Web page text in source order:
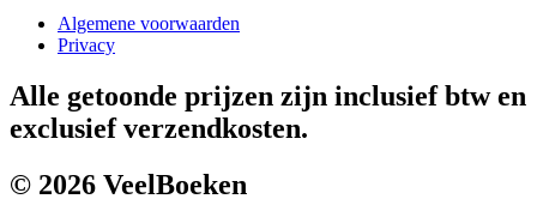
Algemene voorwaarden
Privacy
Alle getoonde prijzen zijn inclusief btw en
exclusief verzendkosten.
© 2026 VeelBoeken